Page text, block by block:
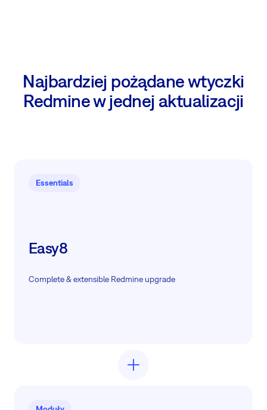
Najbardziej pożądane wtyczki
Redmine w jednej aktualizacji
Essentials
Easy8
Complete & extensible Redmine upgrade